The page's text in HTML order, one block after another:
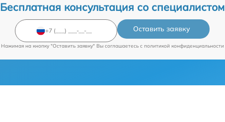
Бесплатная консультация со специалистом
Оставить заявку
Нажимая на кнопку "Оставить заявку" Вы соглашаетесь c политикой конфиденциальности